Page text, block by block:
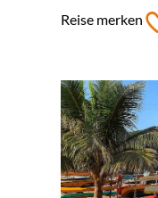
Reise merken